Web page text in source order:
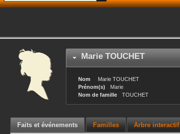
Marie TOUCHET
Nom Marie TOUCHET
Prénom(s)
Marie
Nom de famille
TOUCHET
Faits et événements Familles Arbre interactif